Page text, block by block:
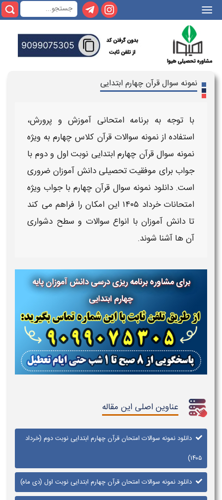
|||
نمونه سوال قرآن چهارم ابتدایی
با توجه به برنامه امتحانی آموزش و پرورش،
استفاده ازنمونه سوالات قرآن کلاس چهارمبه ویژه
نمونه سوال قرآن چهارم ابتدایی نوبت اول و دوم با
جواب برای موفقیت تحصیلی دانش آموزان ضروری
است. دانلود نمونه سوال قرآن چهارم با جواب ویژه
امتحانات خرداد ۱۴۰۵
این امکان را فراهم می کند
تا دانش آموزان با انواع سوالات و سطح دشواری
آن ها آشنا شوند.
برای مشاوره برنامه ریزی درسی دانش آموزان پایه
چهارم ابتدایی
عناوین اصلی این مقاله
دانلود نمونه سوالات امتحان قرآن چهارم ابتدایی نوبت دوم (خرداد
۱۴۰۵)
دانلود نمونه سوالات امتحان قرآن چهارم ابتدایی نوبت اول (دی ماه)